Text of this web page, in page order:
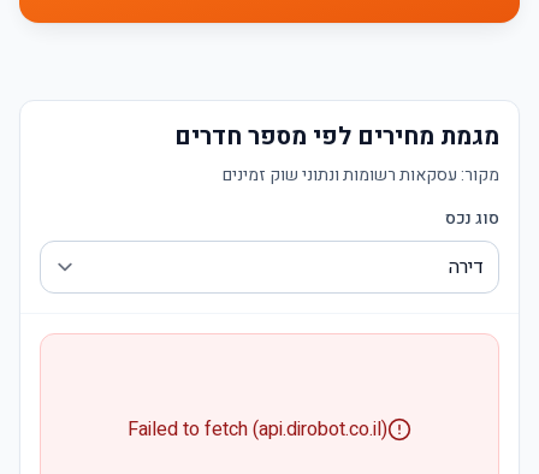
מגמת מחירים לפי מספר חדרים
מקור: עסקאות רשומות ונתוני שוק זמינים
סוג נכס
Failed to fetch (api.dirobot.co.il)